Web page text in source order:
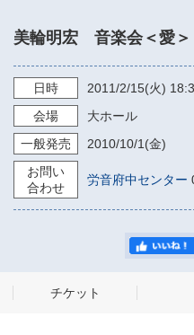
美輪明宏 音楽会＜愛＞
日時 2011/2/15(火)
会場
大ホール
一般発売
2010/10/1 (金)
お問い
合わせ
労音府中センター
チケット